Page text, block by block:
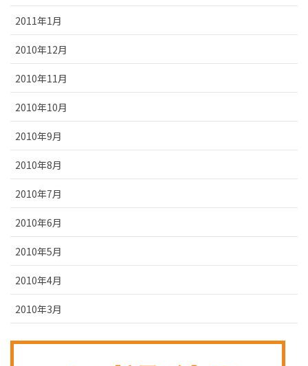
2011年1月
2010年12月
2010年11月
2010年10月
2010年9月
2010年8月
2010年7月
2010年6月
2010年5月
2010年4月
2010年3月